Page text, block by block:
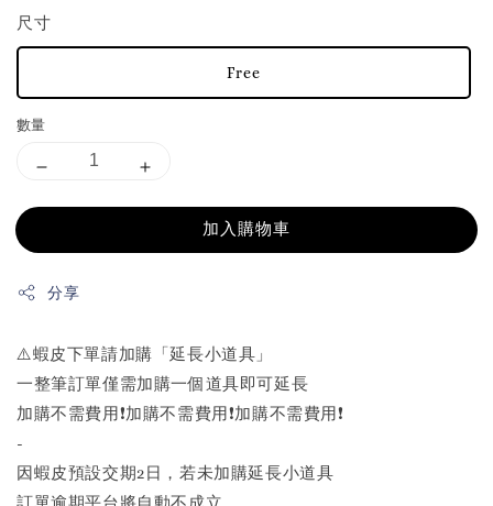
尺寸
Free
數量
加入購物車
分享
⚠️蝦皮下單請加購「延長小道具」
一整筆訂單僅需加購一個道具即可延長
加購不需費用❗️加購不需費用❗️加購不需費用❗️
-
因蝦皮預設交期2日，若未加購延長小道具